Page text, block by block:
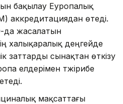
бақылау Еуропалық
аккредитациядан өтеді.
жасалатын
халықаралық деңгейде
заттарды сынақтан өткізу
елдерімен тәжірибе
мақсаттағы